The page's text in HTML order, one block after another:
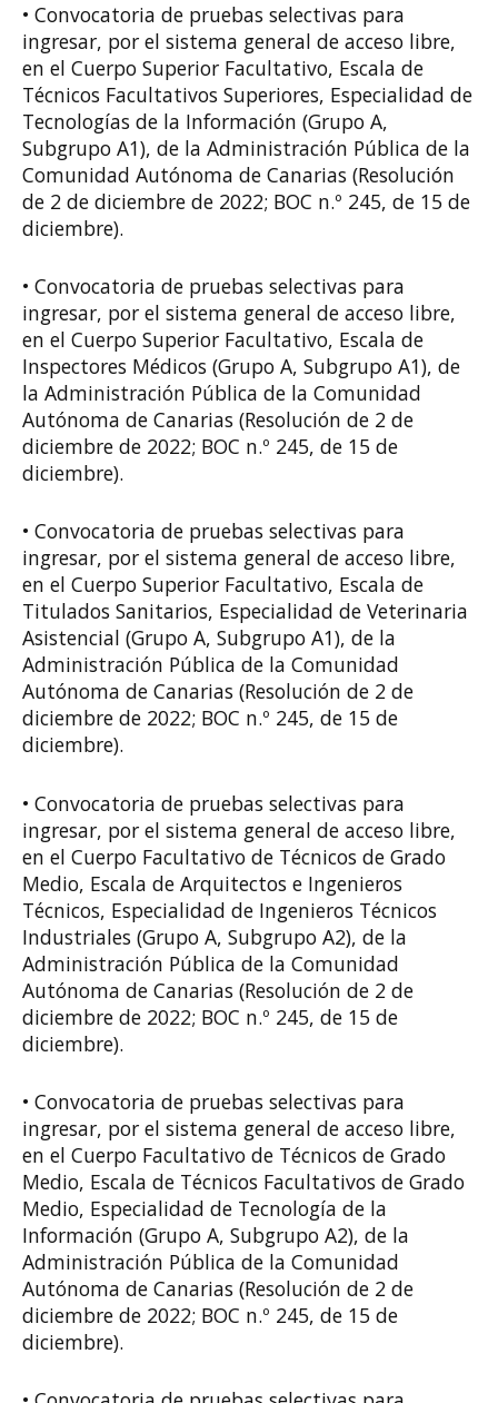
• Convocatoria de pruebas selectivas para
ingresar, por el sistema general de acceso libre,
en el Cuerpo Superior Facultativo, Escala de
Técnicos Facultativos Superiores, Especialidad de
Tecnologías de la Información (Grupo A,
Subgrupo A1), de la Administración Pública de la
Comunidad Autónoma de Canarias (Resolución
de 2 de diciembre de 2022; BOC n.º 245, de 15 de
diciembre).
• Convocatoria de pruebas selectivas para
ingresar, por el sistema general de acceso libre,
en el Cuerpo Superior Facultativo, Escala de
Inspectores Médicos (Grupo A, Subgrupo A1), de
la Administración Pública de la Comunidad
Autónoma de Canarias (Resolución de 2 de
diciembre de 2022; BOC n.º 245, de 15 de
diciembre).
• Convocatoria de pruebas selectivas para
ingresar, por el sistema general de acceso libre,
en el Cuerpo Superior Facultativo, Escala de
Titulados Sanitarios, Especialidad de Veterinaria
Asistencial (Grupo A, Subgrupo A1), de la
Administración Pública de la Comunidad
Autónoma de Canarias (Resolución de 2 de
diciembre de 2022; BOC n.º 245, de 15 de
diciembre).
• Convocatoria de pruebas selectivas para
ingresar, por el sistema general de acceso libre,
en el Cuerpo Facultativo de Técnicos de Grado
Medio, Escala de Arquitectos e Ingenieros
Técnicos, Especialidad de Ingenieros Técnicos
Industriales (Grupo A, Subgrupo A2), de la
Administración Pública de la Comunidad
Autónoma de Canarias (Resolución de 2 de
diciembre de 2022; BOC n.º 245, de 15 de
diciembre).
• Convocatoria de pruebas selectivas para
ingresar, por el sistema general de acceso libre,
en el Cuerpo Facultativo de Técnicos de Grado
Medio, Escala de Técnicos Facultativos de Grado
Medio, Especialidad de Tecnología de la
Información (Grupo A, Subgrupo A2), de la
Administración Pública de la Comunidad
Autónoma de Canarias (Resolución de 2 de
diciembre de 2022; BOC n.º 245, de 15 de
diciembre).